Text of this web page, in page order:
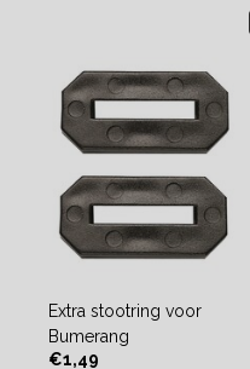
Extra stootring voor
Bumerang
€1,49